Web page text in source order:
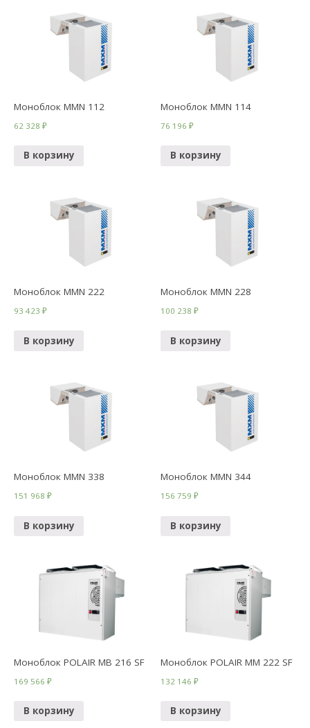
Моноблок MMN 112
62 328₽
В корзину
Моноблок MMN 114
76 196₽
В корзину
Моноблок MMN 222
93 423₽
В корзину
Моноблок MMN 228
100 238₽
В корзину
Моноблок MMN 338
151 968₽
В корзину
Моноблок MMN 344
156 759₽
В корзину
Моноблок POLAIR МВ 216 SF
169 566₽
В корзину
Моноблок POLAIR ММ 222 SF
132 146₽
В корзину